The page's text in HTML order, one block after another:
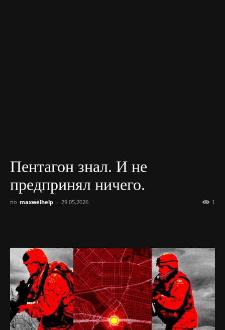
Пентагон знал. И не
предпринял ничего.
по maxwelhelp - 29.05.2026 1